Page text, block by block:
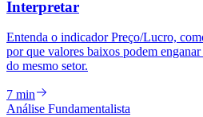
Interpretar
Entenda o indicador Preço/Lucro,
por que valores baixos podem
do mesmo setor.
7 min
Análise Fundamentalista